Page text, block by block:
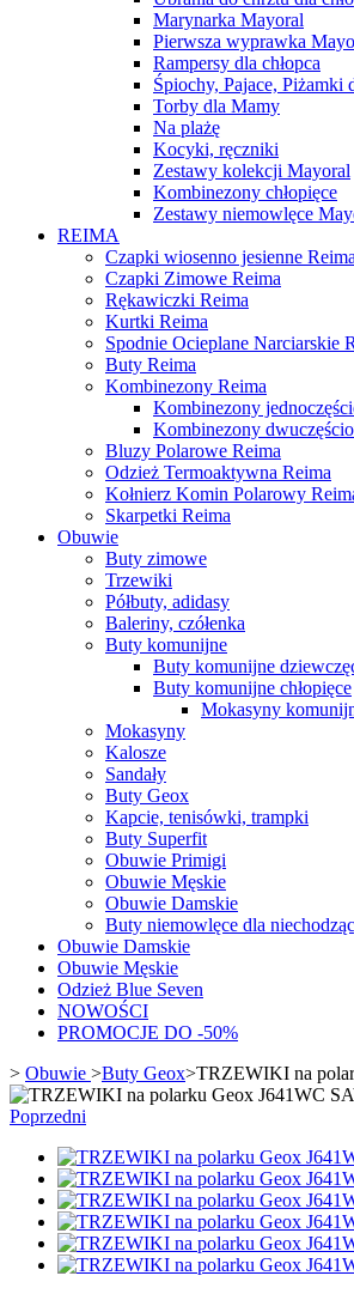
Marynarka Mayoral
Pierwsza wyprawka
Rampersy dla chłopca
Śpiochy, Pajace, Piżamki
Torby dla Mamy
Na plażę
Kocyki, ręczniki
Zestawy kolekcji Mayoral
Kombinezony chłopięce
Zestawy niemowlęce
REIMA
Czapki wiosenno jesienne Reima
Czapki Zimowe Reima
Rękawiczki Reima
Kurtki Reima
Spodnie Ocieplane Narciarskie
Buty Reima
Kombinezony Reima
Kombinezony
Kombinezony
Bluzy Polarowe Reima
Odzież Termoaktywna Reima
Kołnierz Komin Polarowy
Skarpetki Reima
Obuwie
Buty zimowe
Trzewiki
Półbuty, adidasy
Baleriny, czółenka
Buty komunijne
Buty komunijne
Buty komunijne chłopięce
Mokasyny
Mokasyny
Kalosze
Sandały
Buty Geox
Kapcie, tenisówki, trampki
Buty Superfit
Obuwie Primigi
Obuwie Męskie
Obuwie Damskie
Buty niemowlęce dla
Obuwie Damskie
Obuwie Męskie
Odzież Blue Seven
NOWOŚCI
PROMOCJE DO -50%
> Obuwie >Buty Geox>TRZEWIKI na
Poprzedni